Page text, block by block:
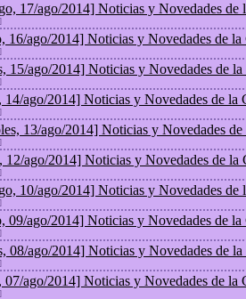
17/ago/2014] Noticias y Novedades de
16/ago/2014] Noticias y Novedades de
15/ago/2014] Noticias y Novedades de
14/ago/2014] Noticias y Novedades de la
13/ago/2014] Noticias y Novedades
12/ago/2014] Noticias y Novedades de la
10/ago/2014] Noticias y Novedades de
09/ago/2014] Noticias y Novedades de
08/ago/2014] Noticias y Novedades de
07/ago/2014] Noticias y Novedades de la